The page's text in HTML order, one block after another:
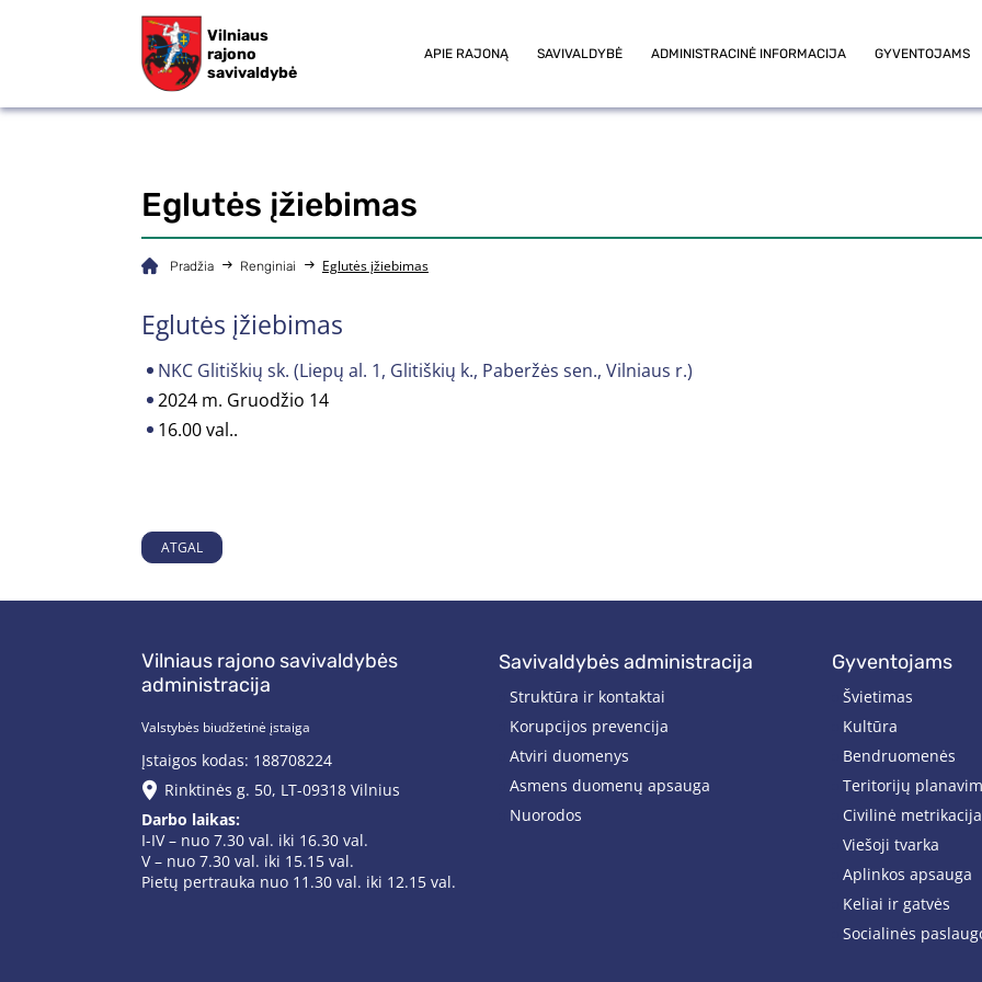
Vilniaus
rajono
savivaldybė
APIE RAJONĄ SAVIVALDYBĖ ADMINISTRACINĖ INFORMACIJA GYVENTOJAMS
Eglutės įžiebimas
Pradžia Renginiai Eglutės įžiebimas
Eglutės įžiebimas
NKC Glitiškių sk. (Liepų al. 1, Glitiškių k., Paberžės sen., Vilniaus r.)
2024 m. Gruodžio 14
16.00 val..
ATGAL
Vilniaus rajono savivaldybės
administracija
Valstybės biudžetinė įstaiga
Įstaigos kodas: 188708224
Rinktinės g. 50, LT-09318 Vilnius
Darbo laikas:
I-IV – nuo 7.30 val. iki 16.30 val.
V – nuo 7.30 val. iki 15.15 val.
Pietų pertrauka nuo 11.30 val. iki 12.15 val.
savivaldybės administracija
Struktūra ir kontaktai
Korupcijos prevencija
Atviri duomenys
Asmens duomenų apsauga
Nuorodos
gyventojams
Švietimas
Kultūra
Bendruomenės
Teritorijų
Civilinė metrikacija
Viešoji tvarka
Aplinkos apsauga
Keliai ir gatvės
Socialinės